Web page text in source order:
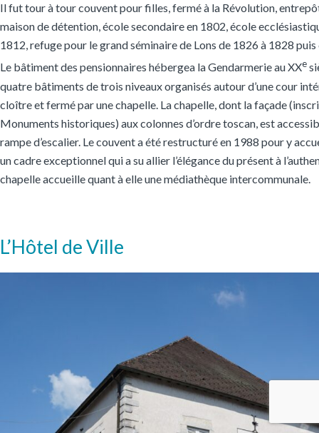
Il fut tour à tour couvent pour filles, fermé à la Révolution,
maison de détention, école secondaire en 1802, école
1812, refuge pour le grand séminaire de Lons de 1826 à 1828
Le bâtiment des pensionnaires hébergea la Gendarmerie au XXe
quatre bâtiments de trois niveaux organisés autour d’une cour
cloître et fermé par une chapelle. La chapelle, dont la façade
Monuments historiques) aux colonnes d’ordre toscan, est
rampe d’escalier. Le couvent a été restructuré en 1988 pour y
un cadre exceptionnel qui a su allier l’élégance du présent à
chapelle accueille quant à elle une médiathèque intercommunale.
L’Hôtel de Ville